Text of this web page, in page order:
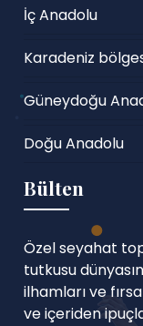
İç Anadolu
Karadeniz
Güneydoğu
Doğu Anadolu
Bülten
Özel seyahat
tutkusu
ilhamları ve
ve içeriden